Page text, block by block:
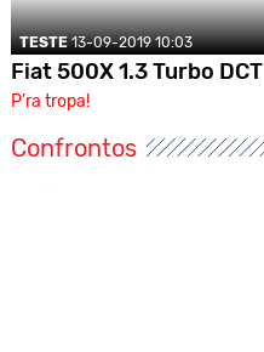
TESTE 13-09-2019 10:03
Fiat 500X 1.3 Turbo DCT
P’ra tropa!
Confrontos